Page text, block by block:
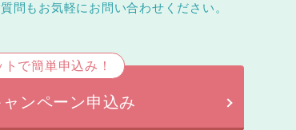
問もお気軽にお問い合わせください。
トで簡単申込み！
ンペーン申込み